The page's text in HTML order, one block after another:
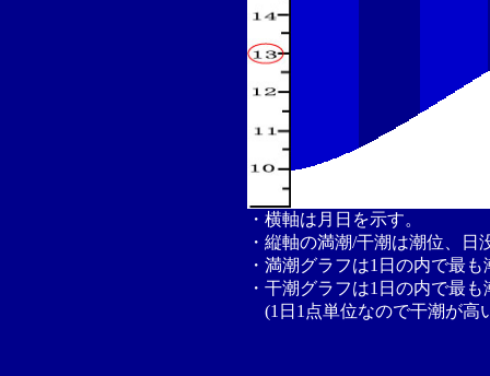
・横軸は月日を示す。
・縦軸の満潮/干潮は潮位、
・満潮グラフは1日の内で最
・干潮グラフは1日の内で最
(1日1点単位なので干潮が高